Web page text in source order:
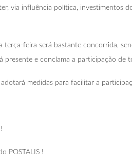
via influência política, investimentos
terça-feira será bastante concorrida,
presente e conclama a participação
medidas para facilitar a
POSTALIS !